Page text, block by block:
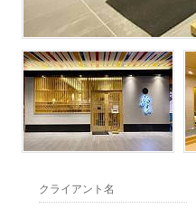
クライアント名